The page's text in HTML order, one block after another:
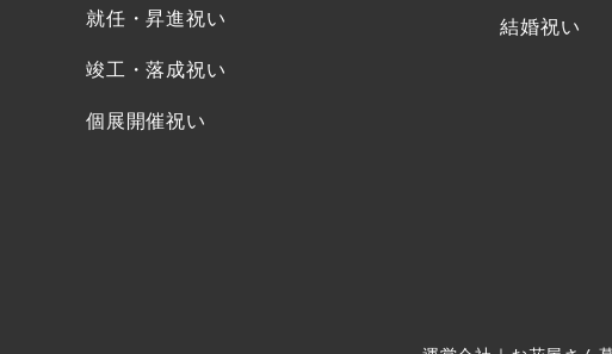
就任・昇進祝い
竣工・落成祝い
個展開催祝い
結婚祝い